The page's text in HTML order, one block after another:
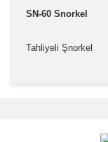
SN-60 Snorkel
Tahliyeli Şnorkel